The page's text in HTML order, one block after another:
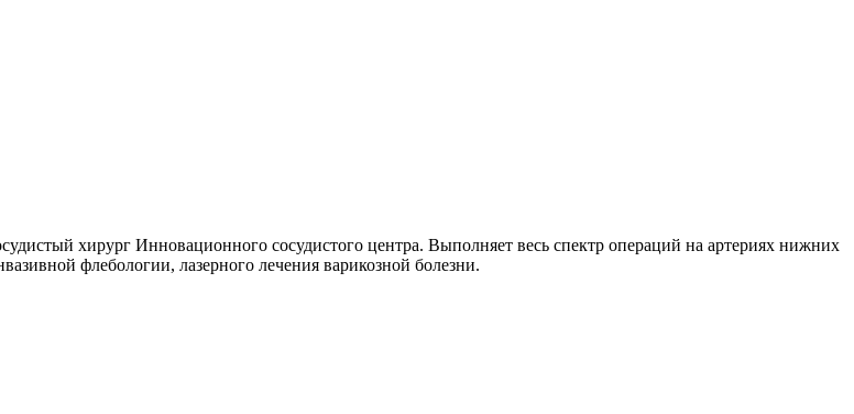
хирург Инновационного сосудистого центра. Выполняет весь спектр операций на артериях нижних
флебологии, лазерного лечения варикозной болезни.